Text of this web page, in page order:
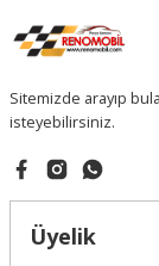
Sitemizde arayıp
isteyebilirsiniz.
Üyelik